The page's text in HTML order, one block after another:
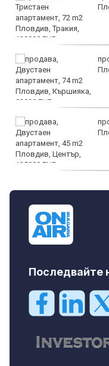
Последвайте